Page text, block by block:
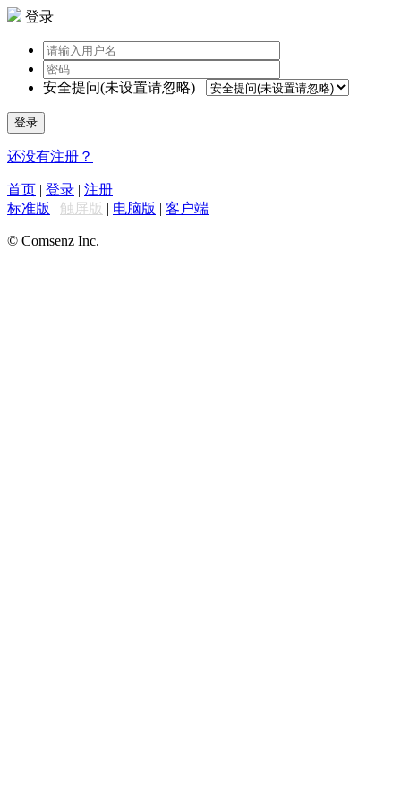
登录
安全提问(未设置请忽略)
登录
还没有注册？
首页 | 登录 | 注册
标准版 | 触屏版 | 电脑版 | 客户端
© Comsenz Inc.